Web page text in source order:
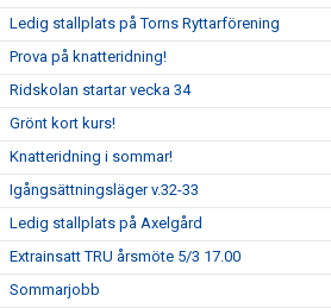
Ledig stallplats på Torns Ryttarförening
Prova på knatteridning!
Ridskolan startar vecka 34
Grönt kort kurs!
Knatteridning i sommar!
Igångsättningsläger v.32-33
Ledig stallplats på Axelgård
Extrainsatt TRU årsmöte 5/3 17.00
Sommarjobb